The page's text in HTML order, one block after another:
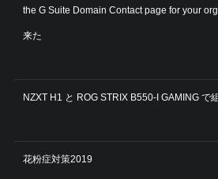
the G Suite Domain Contact page for your
来た
NZXT H1 と ROG STRIX B550-I GAMING で
花粉症対策2019